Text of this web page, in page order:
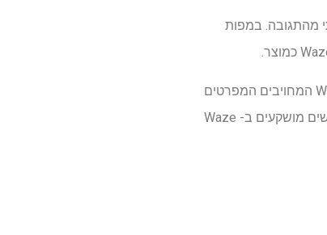
מהתגובה. במפות
ובואו נגיד שהתגובה של קוראי המדריכים של טום לא הייתה פושרת. קיבלנו מעל 100 תגובות של מעריצי Waze המחויבים המפרטים
את מה שהם אוהבים באפליקציה. קראתי את כל הפוסטים האלה וחיברתי פירוט של בדיוק הסיבה שבגלל אנשים מושקעים ב- Waze